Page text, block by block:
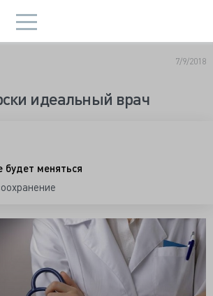
7/9/2018
идеальный врач
будет меняться